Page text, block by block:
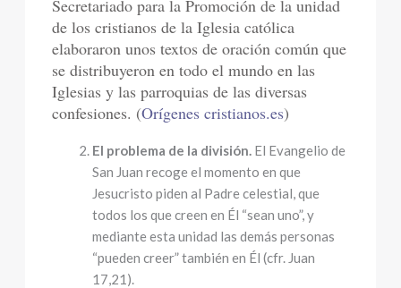
Secretariado para la Promoción de la unidad
de los cristianos de la Iglesia católica
elaboraron unos textos de oración común que
se distribuyeron en todo el mundo en las
Iglesias y las parroquias de las diversas
confesiones. (Orígenes cristianos.es)
El problema de la división. El Evangelio de
San Juan recoge el momento en que
Jesucristo piden al Padre celestial, que
todos los que creen en Él “sean uno”, y
mediante esta unidad las demás personas
“pueden creer” también en Él (cfr. Juan
17,21).